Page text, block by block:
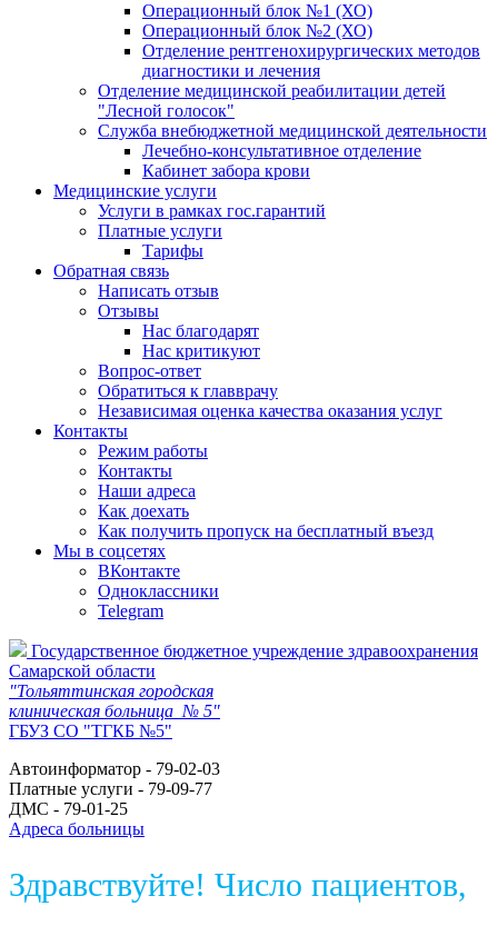
Операционный блок №1 (ХО)
Операционный блок №2 (ХО)
Отделение рентгенохирургических методов
диагностики и лечения
Отделение медицинской реабилитации детей
"Лесной голосок"
Служба внебюджетной медицинской деятельности
Лечебно-консультативное отделение
Кабинет забора крови
Медицинские услуги
Услуги в рамках гос.гарантий
Платные услуги
Тарифы
Обратная связь
Написать отзыв
Отзывы
Нас благодарят
Нас критикуют
Вопрос-ответ
Обратиться к главврачу
Независимая оценка качества оказания услуг
Контакты
Режим работы
Контакты
Наши адреса
Как доехать
Как получить пропуск на бесплатный въезд
Мы в соцсетях
ВКонтакте
Одноклассники
Telegram
Государственное бюджетное учреждение здравоохранения
Самарской области
"Тольяттинская городская
клиническая больница № 5"
ГБУЗ СО "ТГКБ №5"
Автоинформатор - 79-02-03
Платные услуги - 79-09-77
ДМС - 79-01-25
Адреса больницы
Здравствуйте! Число пациентов,